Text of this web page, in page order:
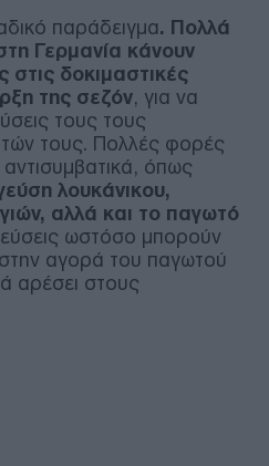
παράδειγμα. Πολλά
Γερμανία κάνουν
στις δοκιμαστικές
της σεζόν, για να
τους τους
τους. Πολλές φορές
όπως
λουκάνικου,
αλλά και το παγωτό
ωστόσο μπορούν
αγορά του παγωτού
αρέσει στους